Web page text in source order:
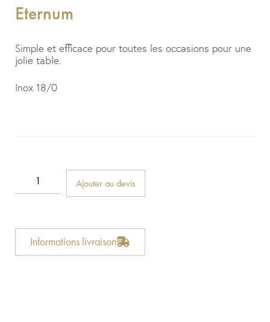
Eternum
Simple et efficace pour toutes les occasions pour une
jolie table.
Inox 18/0
Ajouter au devis
Informations livraison